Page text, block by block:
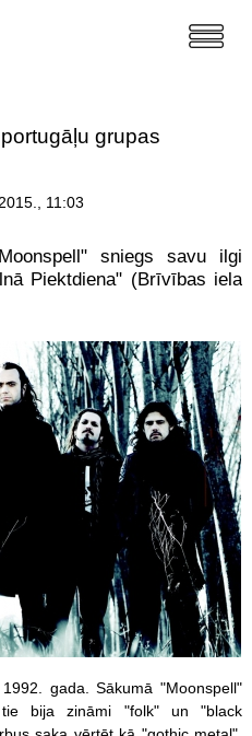
grupas
11:03
sniegs savu ilgi
Piektdiena" (Brīvības iela
gada. Sākumā "Moonspell"
bija zināmi "folk" un "black